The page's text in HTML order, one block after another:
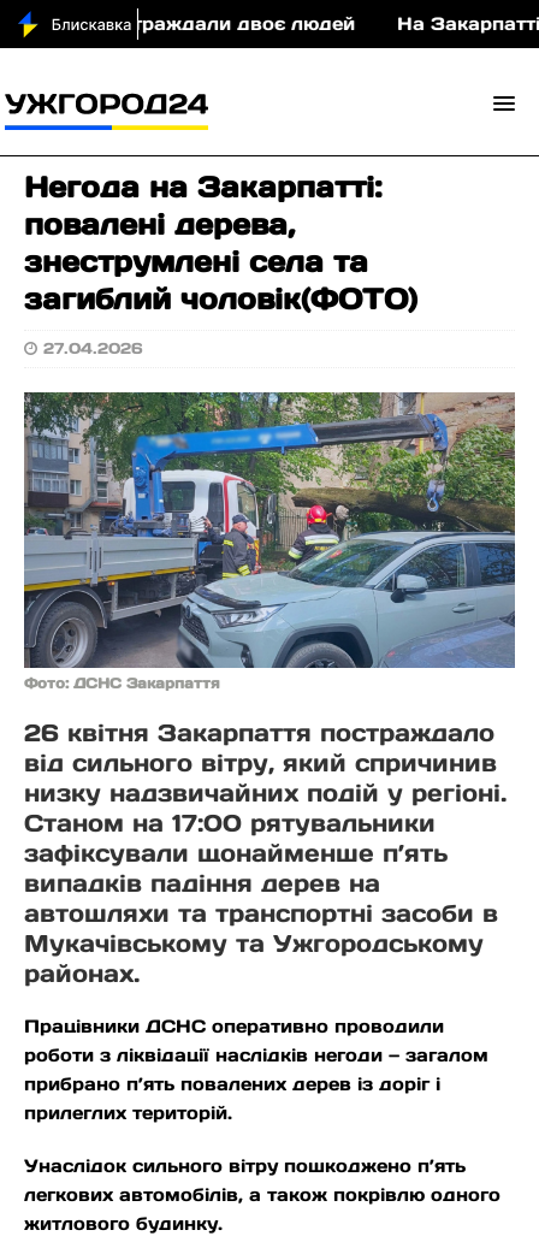
постраждали двоє людей На Закарпатті
Негода на Закарпатті:
повалені дерева,
знеструмлені села та
загиблий чоловік(ФОТО)
27.04.2026
Фото: ДСНС Закарпаття
26 квітня Закарпаття постраждало
від сильного вітру, який спричинив
низку надзвичайних подій у регіоні.
Станом на 17:00 рятувальники
зафіксували щонайменше п’ять
випадків падіння дерев на
автошляхи та транспортні засоби в
Мукачівському та Ужгородському
районах.
Працівники ДСНС оперативно проводили
роботи з ліквідації наслідків негоди — загалом
прибрано п’ять повалених дерев із доріг і
прилеглих територій.
Унаслідок сильного вітру пошкоджено п’ять
легкових автомобілів, а також покрівлю одного
житлового будинку.